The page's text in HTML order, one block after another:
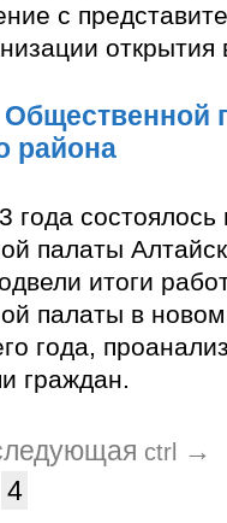
с
открытия
Общественной
района
года состоялось
палаты
итоги
палаты в
года,
граждан.
ctrl
→
4